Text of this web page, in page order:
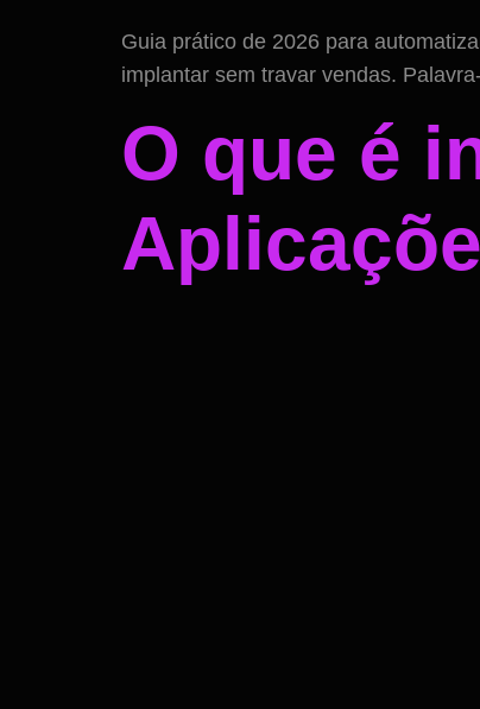
Guia prático de 2026 para
implantar sem travar vendas.
O que é